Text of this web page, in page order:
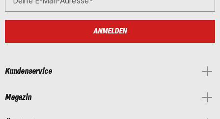
ANMELDEN
Kundenservice
Magazin